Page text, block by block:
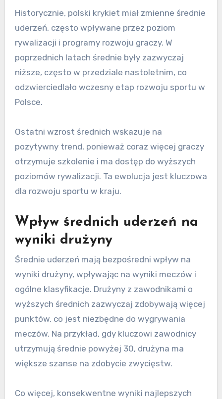
Historycznie, polski krykiet miał zmienne średnie
uderzeń, często wpływane przez poziom
rywalizacji i programy rozwoju graczy. W
poprzednich latach średnie były zazwyczaj
niższe, często w przedziale nastoletnim, co
odzwierciedlało wczesny etap rozwoju sportu w
Polsce.
Ostatni wzrost średnich wskazuje na
pozytywny trend, ponieważ coraz więcej graczy
otrzymuje szkolenie i ma dostęp do wyższych
poziomów rywalizacji. Ta ewolucja jest kluczowa
dla rozwoju sportu w kraju.
Wpływ średnich uderzeń na
wyniki drużyny
Średnie uderzeń mają bezpośredni wpływ na
wyniki drużyny, wpływając na wyniki meczów i
ogólne klasyfikacje. Drużyny z zawodnikami o
wyższych średnich zazwyczaj zdobywają więcej
punktów, co jest niezbędne do wygrywania
meczów. Na przykład, gdy kluczowi zawodnicy
utrzymują średnie powyżej 30, drużyna ma
większe szanse na zdobycie zwycięstw.
Co więcej, konsekwentne wyniki najlepszych